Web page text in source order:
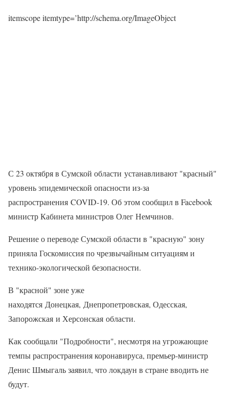
itemscope itemtype=’http://schema.org/ImageObject
С 23 октября в Сумской области устанавливают "красный"
уровень эпидемической опасности из-за
распространения COVID-19. Об этом сообщил в Facebook
министр Кабинета министров Олег Немчинов.
Решение о переводе Сумской области в "красную" зону
приняла Госкомиссия по чрезвычайным ситуациям и
технико-экологической безопасности.
В "красной" зоне уже
находятся Донецкая, Днепропетровская, Одесская,
Запорожская и Херсонская области.
Как сообщали "Подробности", несмотря на угрожающие
темпы распространения коронавируса, премьер-министр
Денис Шмыгаль заявил, что локдаун в стране вводить не
будут.